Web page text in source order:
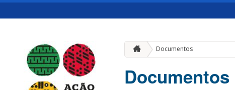
Documentos
Documentos